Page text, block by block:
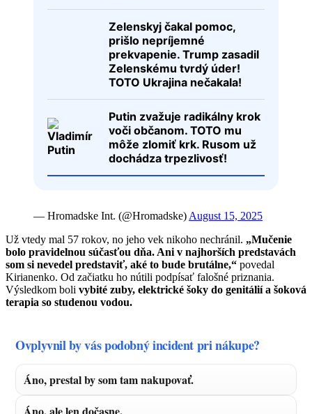
Zelenskyj čakal pomoc,
prišlo nepríjemné
prekvapenie. Trump zasadil
Zelenskému tvrdý úder!
TOTO Ukrajina nečakala!
Putin zvažuje radikálny krok
voči občanom. TOTO mu
môže zlomiť krk. Rusom už
dochádza trpezlivosť!
— Hromadske Int. (@Hromadske) August 15, 2025
Už vtedy mal 57 rokov, no jeho vek nikoho nechránil. „Mučenie
bolo pravidelnou súčasťou dňa. Ani v najhorších predstavách
som si nevedel predstaviť, aké to bude brutálne,“ povedal
Kirianenko. Od začiatku ho nútili podpísať falošné priznania.
Výsledkom boli vybité zuby, elektrické šoky do genitálií a šoková
terapia so studenou vodou.
Ovplyvnil by vás podobný incident pri nákupe?
Áno, prestal by som tam nakupovať.
Áno, ale len dočasne.